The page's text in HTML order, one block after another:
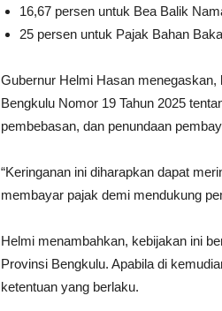
16,67 persen untuk Bea Balik
25 persen untuk Pajak Bahan
Gubernur Helmi Hasan
Bengkulu Nomor 19 Tahun 2025
pembebasan, dan penundaan
“Keringanan ini diharapkan dapat
membayar pajak demi mendukung
Helmi menambahkan, kebijakan ini
Provinsi Bengkulu. Apabila di
ketentuan yang berlaku.